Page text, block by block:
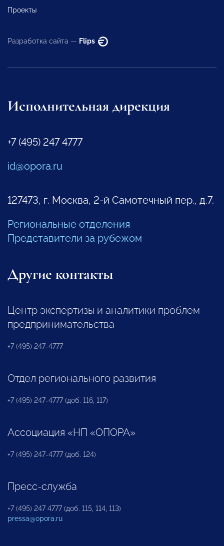
Проекты
Разработка сайта — Flips
Исполнительная дирекция
+7 (495) 247 4777
id@opora.ru
127473, г. Москва, 2-й Самотечный пер., д.7.
Региональные отделения
Представители за рубежом
Другие контакты
Центр экспертизы и аналитики проблем
предпринимательства
+7 (495) 247-4777
Отдел регионального развития
+7 (495) 247-4777 (доб. 116, 117)
Ассоциация «НП «ОПОРА»
+7 (495) 247-4777 (доб. 124)
Пресс-служба
+7 (495) 247 4777 (доб. 115, 114, 113)
pressa@opora.ru